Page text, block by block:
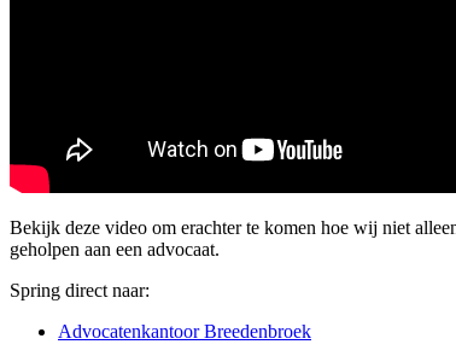
Bekijk deze video om erachter te komen hoe wij niet
geholpen aan een advocaat.
Spring direct naar:
Advocatenkantoor Breedenbroek